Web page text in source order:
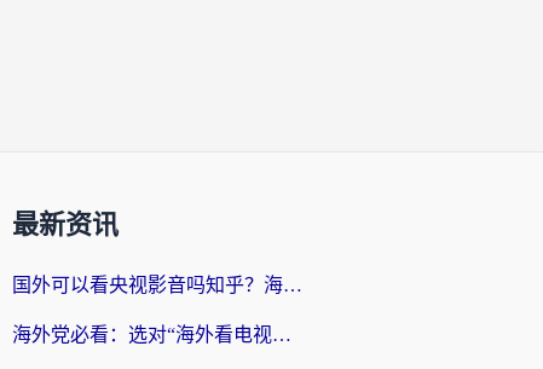
最新资讯
国外可以看央视影音吗知乎？海外党亲测有效的回国加速方案
海外党必看：选对“海外看电视剧软件”，再也不用愁国内剧刷不了